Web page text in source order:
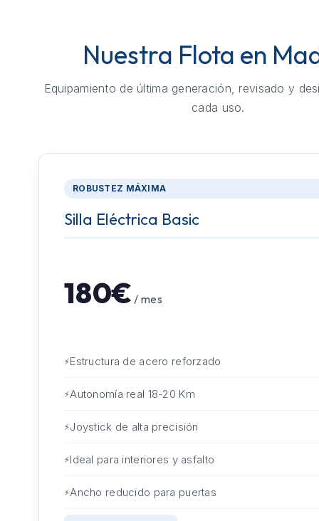
Nuestra Flota en
Equipamiento de última generación, revisado y
cada uso.
ROBUSTEZ MÁXIMA
Silla Eléctrica Basic
180€ / mes
Estructura de acero reforzado
Autonomía real 18-20 Km
Joystick de alta precisión
Ideal para interiores y asfalto
Ancho reducido para puertas